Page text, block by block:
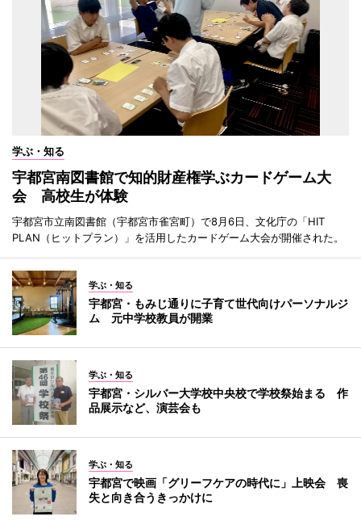
学ぶ・知る
宇都宮南図書館で知的財産権学ぶカードゲーム大
会 高校生が体験
宇都宮市立南図書館（宇都宮市雀宮町）で8月6日、文化庁の「HIT
PLAN（ヒットプラン）」を活用したカードゲーム大会が開催された。
学ぶ・知る
宇都宮・もみじ通りに子育て世代向けパーソナルジ
ム 元中学校教員が開業
学ぶ・知る
宇都宮・シルバー大学校中央校で学校祭始まる 作
品展示など、演芸会も
学ぶ・知る
宇都宮で映画「グリーフケアの時代に」上映会 喪
失と向き合うきっかけに